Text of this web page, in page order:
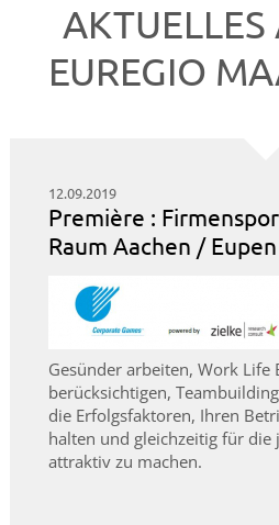
AKTUELLES
EUREGIO
12.09.2019
Première :
Raum Aachen / Eupen
Gesünder arbeiten, Work Life
berücksichtigen,
die Erfolgsfaktoren, Ihren
halten und gleichzeitig für die
attraktiv zu machen.